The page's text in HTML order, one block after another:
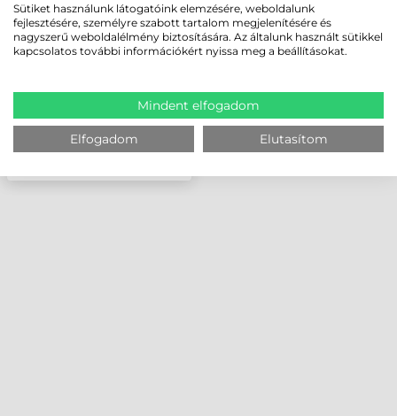
Sütiket használunk látogatóink elemzésére, weboldalunk
fejlesztésére, személyre szabott tartalom megjelenítésére és
nagyszerű weboldalélmény biztosítására. Az általunk használt sütikkel
kapcsolatos további információkért nyissa meg a beállításokat.
Mindent elfogadom
Elfogadom Elutasítom